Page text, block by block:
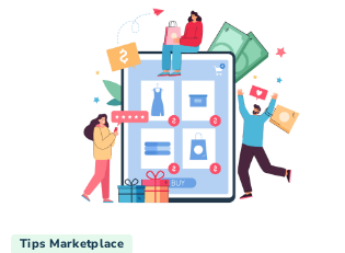
Tips Marketplace